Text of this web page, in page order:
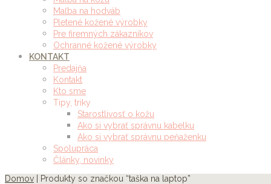
Maľba na hodváb
Pletené kožené výrobky
Pre firemných zákazníkov
Ochranné kožené výrobky
KONTAKT
Predajňa
Kontakt
Kto sme
Tipy, triky
Starostlivosť o kožu
Ako si vybrať správnu kabelku
Ako si vybrať správnu peňaženku
Spolupráca
Články, novinky
Domov | Produkty so značkou “taška na laptop”